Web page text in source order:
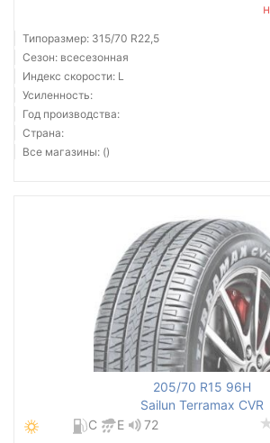
Типоразмер: 315/70 R22,5
Сезон: всесезонная
Индекс скорости: L
Усиленность:
Год производства:
Страна:
Все магазины: ()
205/70 R15 96H
Sailun Terramax CVR
C
E
72